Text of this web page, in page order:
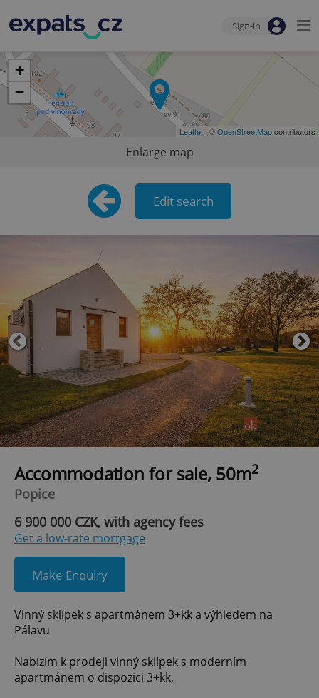
Sign-in
+
−
Leaflet | ©OpenStreetMapcontributors
Enlarge map
Edit search
Accommodation for sale, 50m2
Popice
6 900 000 CZK, with agency fees
Get a low-rate mortgage
Make Enquiry
Vinný sklípek s apartmánem 3+kk a výhledem na
Pálavu
Nabízím k prodeji vinný sklípek s moderním
apartmánem o dispozici 3+kk,